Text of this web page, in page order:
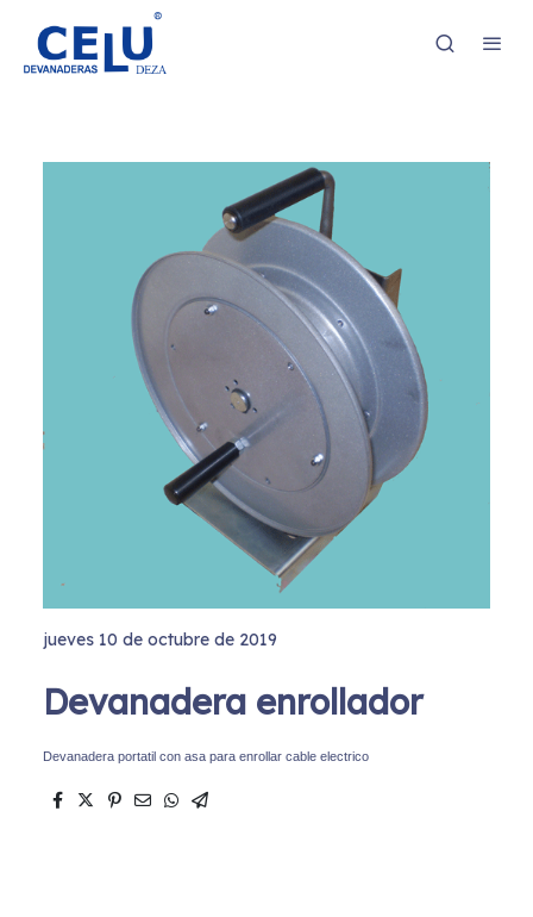
jueves 10 de octubre de 2019
Devanadera enrollador
Devanadera portatil con asa para enrollar cable electrico